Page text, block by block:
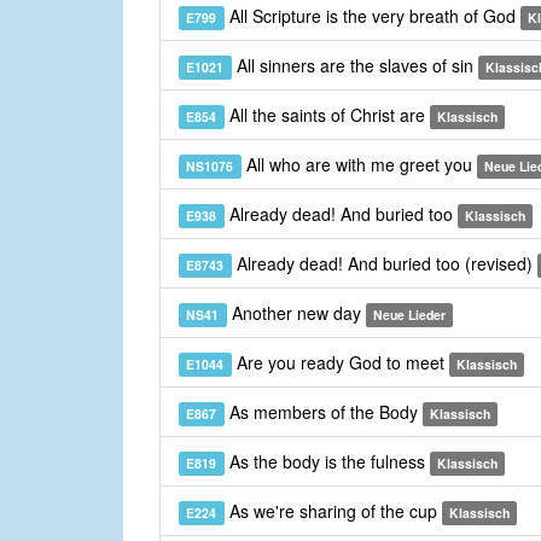
E799 All Scripture is the very breath of God
E1021 All sinners are the slaves of sin
E854 All the saints of Christ are Klassisch
NS1076 All who are with me greet you Neue
E938 Already dead! And buried too Klassisch
E8743 Already dead! And buried too (revised)
NS41 Another new day Neue Lieder
E1044 Are you ready God to meet Klassisch
E867 As members of the Body Klassisch
E819 As the body is the fulness Klassisch
E224 As we're sharing of the cup Klassisch